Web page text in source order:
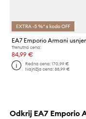
EXTRA -5 %* s kodo OFF
EA7 Emporio Armani
Trenutna cena:
84,99 €
Redna cena:170,99 €
Najnižja cena:88,99 €
Odkrij EA7 Emporio